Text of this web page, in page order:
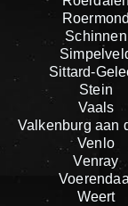
Roermond
Schinnen
Sittard-
Stein
Vaals
Valkenburg aan
Venlo
Venray
Weert